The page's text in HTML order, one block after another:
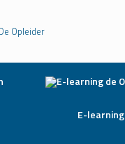
E-learning